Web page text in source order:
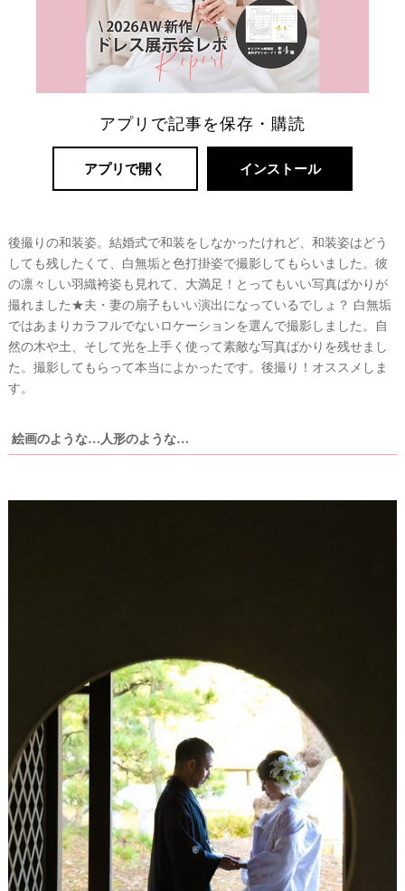
アプリで記事を保存・購読
アプリで開く インストール
後撮りの和装姿。結婚式で和装をしなかったけれど、和装姿はどう
しても残したくて、白無垢と色打掛姿で撮影してもらいました。彼
の凛々しい羽織袴姿も見れて、大満足！とってもいい写真ばかりが
撮れました★夫・妻の扇子もいい演出になっているでしょ？ 白無垢
ではあまりカラフルでないロケーションを選んで撮影しました。自
然の木や土、そして光を上手く使って素敵な写真ばかりを残せまし
た。撮影してもらって本当によかったです。後撮り！オススメしま
す。
絵画のような…人形のような…